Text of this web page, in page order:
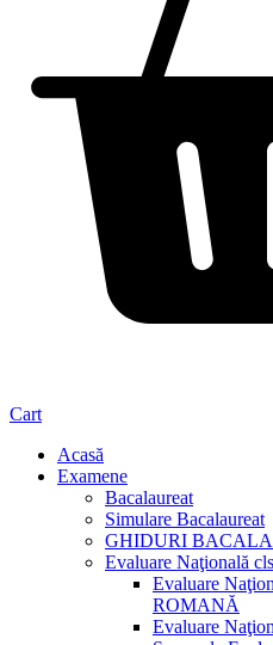
Cart
Acasă
Examene
Bacalaureat
Simulare Bacalaureat
GHIDURI
Evaluare Naţională
Evaluare
ROMANĂ
Evaluare